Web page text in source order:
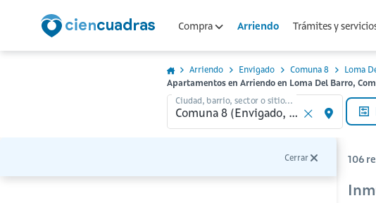
Compra Arriendo Trámites y
Arriendo Envigado Comuna 8 Loma
Apartamentos en Arriendo en Loma Del Barro,
Ciudad, barrio, sector o sitio...
Cerrar 106